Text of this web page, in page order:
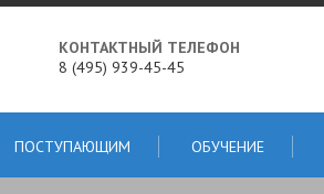
КОНТАКТНЫЙ ТЕЛЕФОН
8 (495) 939-45-45
ПОСТУПАЮЩИМ ОБУЧЕНИЕ